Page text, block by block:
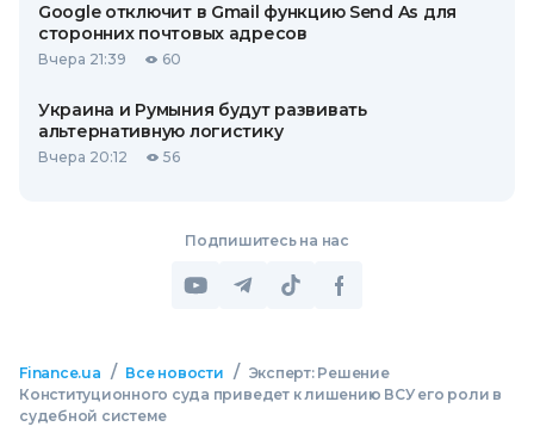
Google отключит в Gmail функцию Send As для
сторонних почтовых адресов
Вчера 21:39 60
Украина и Румыния будут развивать
альтернативную логистику
Вчера 20:12 56
Подпишитесь на нас
Finance.ua / Все новости / Эксперт: Решение
Конституционного суда приведет к лишению ВСУ его роли в
судебной системе